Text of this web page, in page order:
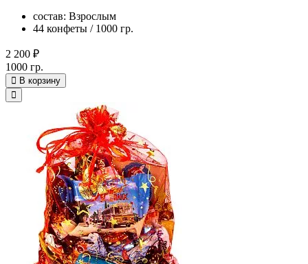
состав: Взрослым
44 конфеты / 1000 гр.
2 200 ₽
1000 гр.
В корзину